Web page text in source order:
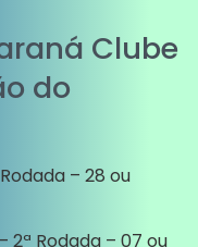
Clube
do
– 28 ou
2ª Rodada – 07 ou